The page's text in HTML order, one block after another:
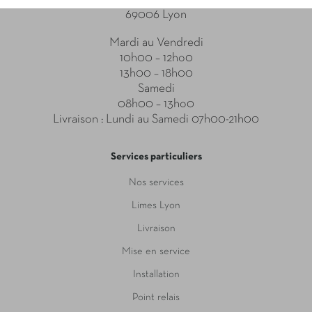
69006 Lyon
Mardi au Vendredi
10h00 – 12ho0
13h00 – 18h00
Samedi
08h00 – 13ho0
Livraison : Lundi au Samedi 07h00-21h00
Services particuliers
Nos services
Limes Lyon
Livraison
Mise en service
Installation
Point relais